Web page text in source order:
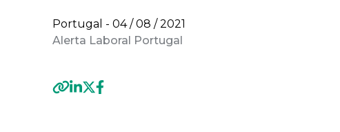
Portugal - 04 / 08 / 2021
Alerta Laboral Portugal